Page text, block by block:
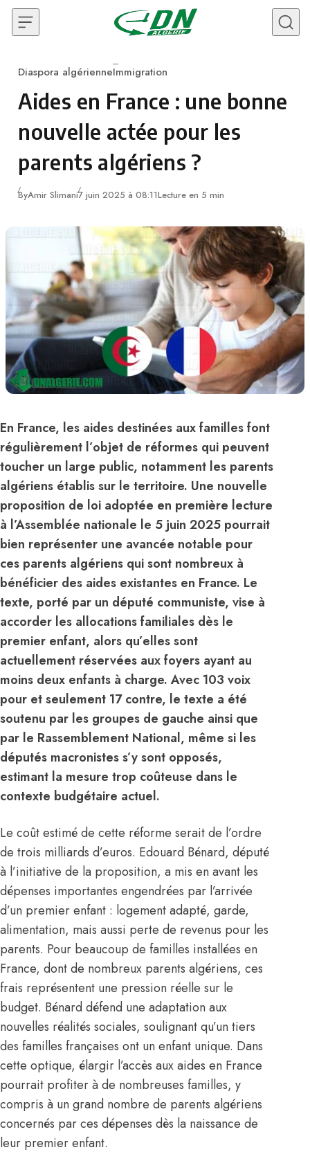
Skip to content
Category
Diaspora algérienneImmigration
Aides en France : une bonne
nouvelle actée pour les
parents algériens ?
ByAmir Slimani7 juin 2025 à 08:11Lecture en 5 min
En France, les aides destinées aux familles font
régulièrement l’objet de réformes qui peuvent
toucher un large public, notamment les parents
algériens établis sur le territoire. Une nouvelle
proposition de loi adoptée en première lecture
à l’Assemblée nationale le 5 juin 2025 pourrait
bien représenter une avancée notable pour
ces parents algériens qui sont nombreux à
bénéficier des aides existantes en France. Le
texte, porté par un député communiste, vise à
accorder les allocations familiales dès le
premier enfant, alors qu’elles sont
actuellement réservées aux foyers ayant au
moins deux enfants à charge. Avec 103 voix
pour et seulement 17 contre, le texte a été
soutenu par les groupes de gauche ainsi que
par le Rassemblement National, même si les
députés macronistes s’y sont opposés,
estimant la mesure trop coûteuse dans le
contexte budgétaire actuel.
Le coût estimé de cette réforme serait de l’ordre
de trois milliards d’euros. Edouard Bénard, député
à l’initiative de la proposition, a mis en avant les
dépenses importantes engendrées par l’arrivée
d’un premier enfant : logement adapté, garde,
alimentation, mais aussi perte de revenus pour les
parents. Pour beaucoup de familles installées en
France, dont de nombreux parents algériens, ces
frais représentent une pression réelle sur le
budget. Bénard défend une adaptation aux
nouvelles réalités sociales, soulignant qu’un tiers
des familles françaises ont un enfant unique. Dans
cette optique, élargir l’accès aux aides en France
pourrait profiter à de nombreuses familles, y
compris à un grand nombre de parents algériens
concernés par ces dépenses dès la naissance de
leur premier enfant.